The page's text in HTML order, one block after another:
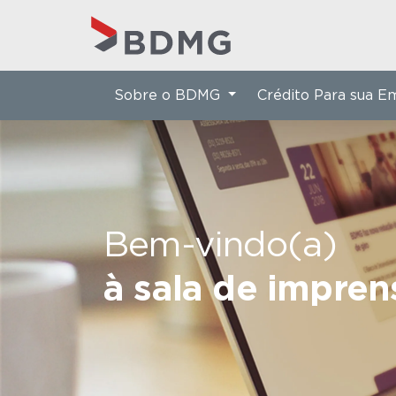
Bem-vindo(a)
à sala de
Sobre o BDMG Crédito Para sua